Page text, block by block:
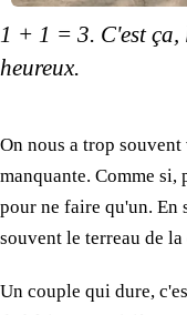
1 + 1 = 3. C'est ça,
heureux.
On nous a trop souvent
manquante. Comme
pour ne faire qu'un. En
souvent le terreau de la
Un couple qui dure,